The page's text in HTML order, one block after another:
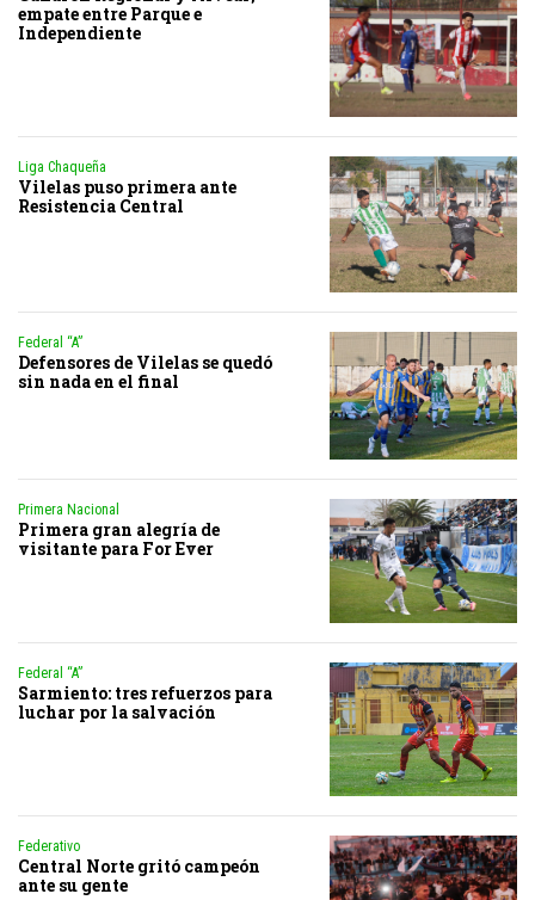
empate entre Parque e
Independiente
Liga Chaqueña
Vilelas puso primera ante
Resistencia Central
Federal “A”
Defensores de Vilelas se quedó
sin nada en el final
Primera Nacional
Primera gran alegría de
visitante para For Ever
Federal “A”
Sarmiento: tres refuerzos para
luchar por la salvación
Federativo
Central Norte gritó campeón
ante su gente